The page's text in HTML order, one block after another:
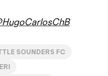
SOUNDERS FC